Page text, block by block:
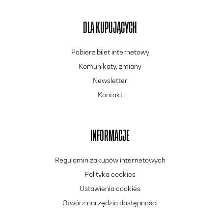
DLA KUPUJĄCYCH
Pobierz bilet internetowy
Komunikaty, zmiany
Newsletter
Kontakt
INFORMACJE
Regulamin zakupów internetowych
Polityka cookies
Ustawienia cookies
Otwórz narzędzia dostępności